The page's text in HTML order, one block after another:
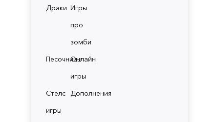
Драки Игры
про
зомби
ПесочницыОнлайн
игры
Стелс
игры
Дополнения